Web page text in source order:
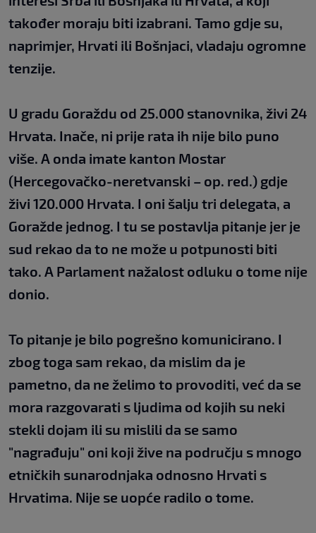
također moraju biti izabrani. Tamo gdje su,
naprimjer, Hrvati ili Bošnjaci, vladaju ogromne
tenzije.
U gradu Goraždu od 25.000 stanovnika, živi 24
Hrvata. Inače, ni prije rata ih nije bilo puno
više. A onda imate kanton Mostar
(Hercegovačko-neretvanski – op. red.) gdje
živi 120.000 Hrvata. I oni šalju tri delegata, a
Goražde jednog. I tu se postavlja pitanje jer je
sud rekao da to ne može u potpunosti biti
tako. A Parlament nažalost odluku o tome nije
donio.
To pitanje je bilo pogrešno komunicirano. I
zbog toga sam rekao, da mislim da je
pametno, da ne želimo to provoditi, već da se
mora razgovarati s ljudima od kojih su neki
stekli dojam ili su mislili da se samo
"nagrađuju" oni koji žive na području s mnogo
etničkih sunarodnjaka odnosno Hrvati s
Hrvatima. Nije se uopće radilo o tome.